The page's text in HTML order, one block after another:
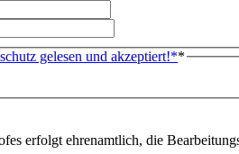
gelesen und akzeptiert!**
erfolgt ehrenamtlich, die